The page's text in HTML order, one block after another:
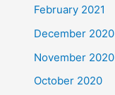
February 2021
December 2020
November 2020
October 2020